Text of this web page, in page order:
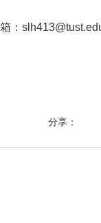
：
分享：